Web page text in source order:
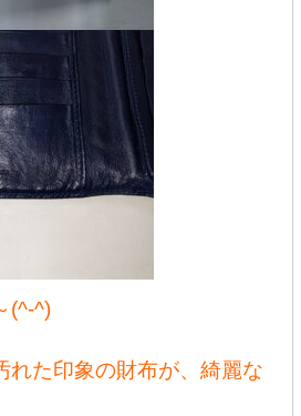
(^-^)
れた印象の財布が、綺麗な